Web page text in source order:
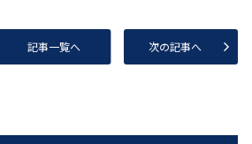
記事一覧へ 次の記事へ